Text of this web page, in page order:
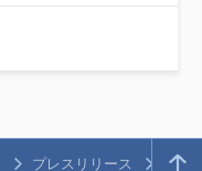
プレスリリース プレ